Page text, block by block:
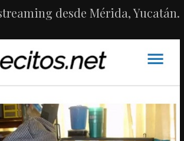
desde Mérida, Yucatán.